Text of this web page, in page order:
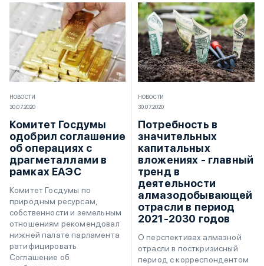
НОВОСТИ
30.07.2020
Комитет Госдумы
одобрил соглашение
об операциях с
драгметаллами в
рамках ЕАЭС
Комитет Госдумы по
природным ресурсам,
собственности и земельным
отношениям рекомендовал
нижней палате парламента
ратифицировать
Соглашение об
НОВОСТИ
30.07.2020
Потребность в
значительных
капитальных
вложениях - главный
тренд в
деятельности
алмазодобывающей
отрасли в период
2021-2030 годов
О перспективах алмазной
отрасли в посткризисный
период с корреспондентом